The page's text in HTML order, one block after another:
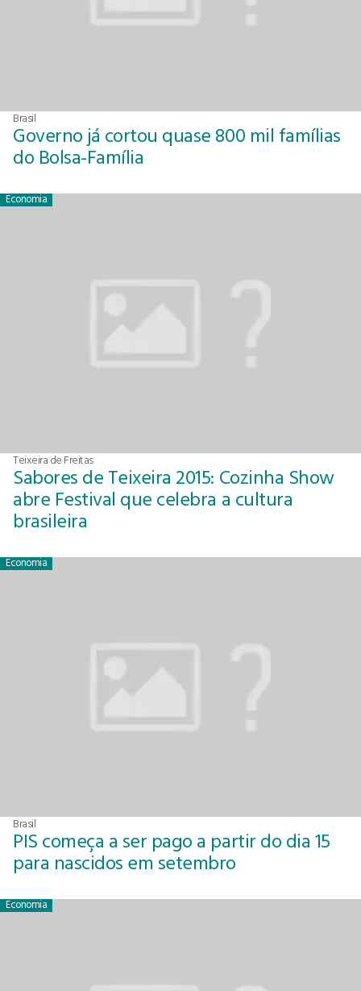
Brasil
Governo já cortou quase 800 mil famílias
do Bolsa-Família
Economia
Teixeira de Freitas
Sabores de Teixeira 2015: Cozinha Show
abre Festival que celebra a cultura
brasileira
Economia
Brasil
PIS começa a ser pago a partir do dia 15
para nascidos em setembro
Economia